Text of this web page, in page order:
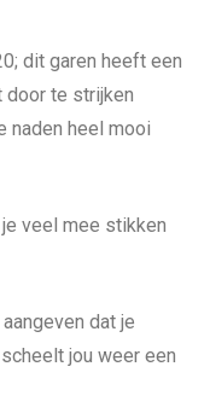
dit garen heeft een
door te strijken
naden heel mooi
veel mee stikken
dat je
jou weer een